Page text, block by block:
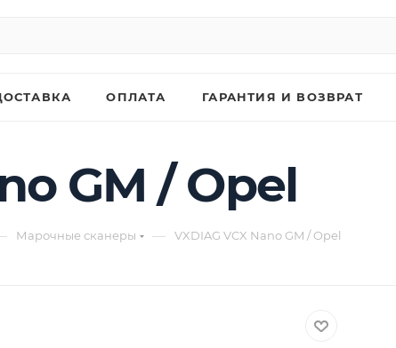
ОПЛАТА ГАРАНТИЯ И ВОЗВРАТ
GM / Opel
Марочные сканеры — VXDIAG VCX Nano GM / Opel